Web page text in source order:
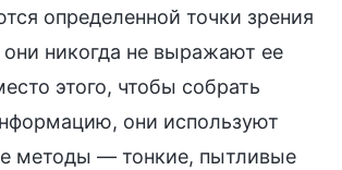
определенной точки зрения
никогда не выражают ее
этого, чтобы собрать
они используют
методы — тонкие, пытливые